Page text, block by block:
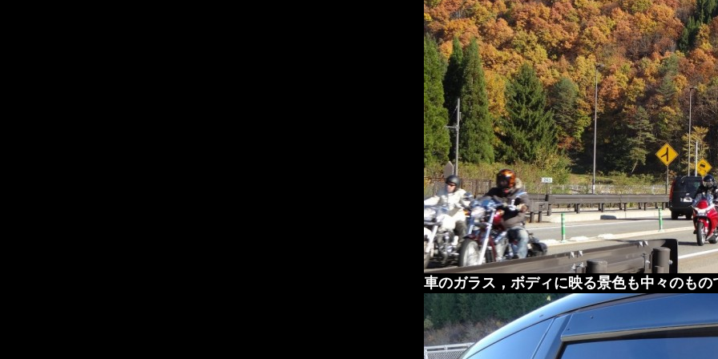
車のガラス，ボディに映る景色も中々のも